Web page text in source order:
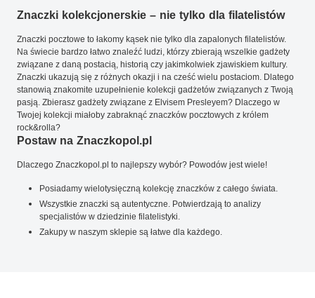
Znaczki kolekcjonerskie – nie tylko dla filatelistów
Znaczki pocztowe to łakomy kąsek nie tylko dla zapalonych filatelistów.
Na świecie bardzo łatwo znaleźć ludzi, którzy zbierają wszelkie gadżety
związane z daną postacią, historią czy jakimkolwiek zjawiskiem kultury.
Znaczki ukazują się z różnych okazji i na cześć wielu postaciom. Dlatego
stanowią znakomite uzupełnienie kolekcji gadżetów związanych z Twoją
pasją. Zbierasz gadżety związane z Elvisem Presleyem? Dlaczego w
Twojej kolekcji miałoby zabraknąć znaczków pocztowych z królem
rock&rolla?
Postaw na Znaczkopol.pl
Dlaczego Znaczkopol.pl to najlepszy wybór? Powodów jest wiele!
Posiadamy wielotysięczną kolekcję znaczków z całego świata.
Wszystkie znaczki są autentyczne. Potwierdzają to analizy
specjalistów w dziedzinie filatelistyki.
Zakupy w naszym sklepie są łatwe dla każdego.